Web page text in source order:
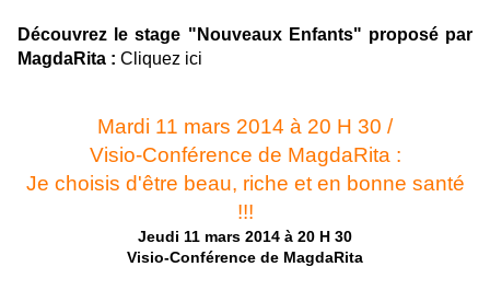
Découvrez le stage "Nouveaux Enfants" proposé par
MagdaRita : Cliquez ici
Mardi 11 mars 2014 à 20 H 30 /
Visio-Conférence de MagdaRita :
Je choisis d'être beau, riche et en bonne santé
!!!
Jeudi 11 mars 2014 à 20 H 30
Visio-Conférence de MagdaRita